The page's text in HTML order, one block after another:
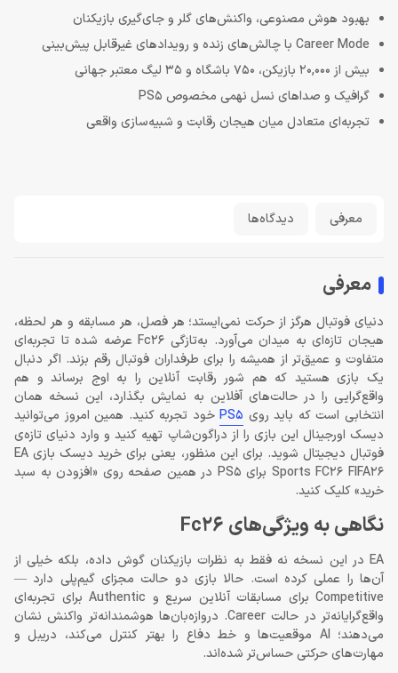
بهبود هوش مصنوعی، واکنش‌های گلر و جای‌گیری بازیکنان
Career Mode با چالش‌های زنده و رویدادهای غیرقابل پیش‌بینی
بیش از 20,000 بازیکن، 750 باشگاه و 35 لیگ معتبر جهانی
گرافیک و صداهای نسل نهمی مخصوص PS5
تجربه‌ای متعادل میان هیجان رقابت و شبیه‌سازی واقعی
معرفی دیدگاه‌ها
معرفی
دنیای فوتبال هرگز از حرکت نمی‌ایستد؛ هر فصل، هر مسابقه و هر لحظه،
هیجان تازه‌ای به میدان می‌آورد. به‌تازگی Fc26 عرضه شده تا تجربه‌ای
متفاوت و عمیق‌تر از همیشه را برای طرفداران فوتبال رقم بزند. اگر دنبال
یک بازی هستید که هم شور رقابت آنلاین را به اوج برساند و هم
واقع‌گرایی را در حالت‌های آفلاین به نمایش بگذارد، این نسخه همان
انتخابی است که باید روی PS5خود تجربه کنید. همین امروز می‌توانید
دیسک اورجینال این بازی را از دراگون‌شاپ تهیه کنید و وارد دنیای تازه‌ی
فوتبال دیجیتال شوید. برای این منظور، یعنی برای خرید دیسک بازی EA
Sports FC26 FIFA26 برای PS5 در همین صفحه روی «افزودن به سبد
خرید» کلیک کنید.
نگاهی به ویژگی‌های Fc26
EA در این نسخه نه فقط به نظرات بازیکنان گوش داده، بلکه خیلی از
آن‌ها را عملی کرده است. حالا بازی دو حالت مجزای گیم‌پلی دارد —
Competitive برای مسابقات آنلاین سریع و Authentic برای تجربه‌ای
واقع‌گرایانه‌تر در حالت Career. دروازه‌بان‌ها هوشمندانه‌تر واکنش نشان
می‌دهند؛ AI موقعیت‌ها و خط دفاع را بهتر کنترل می‌کند، دریبل و
مهارت‌های حرکتی حساس‌تر شده‌اند.